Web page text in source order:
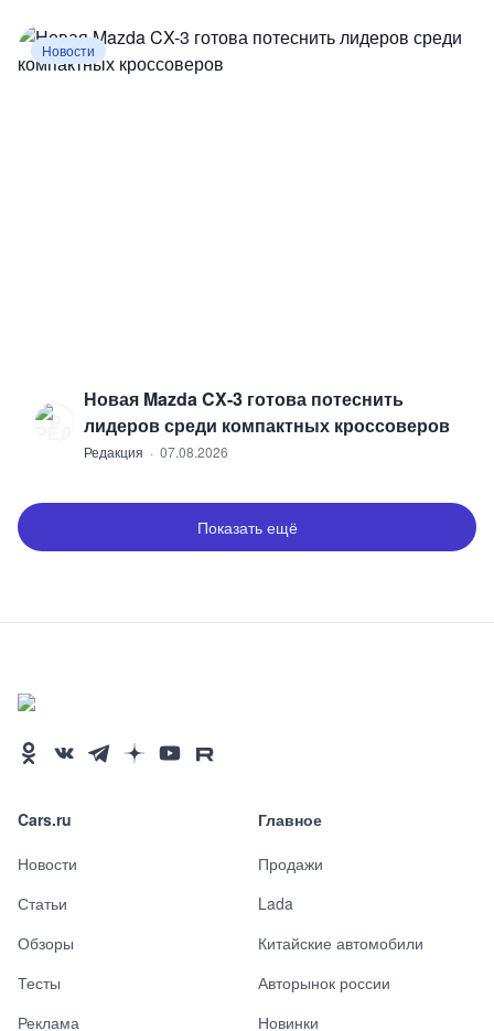
Новости
Р
Новая Mazda CX-3 готова потеснить
лидеров среди компактных кроссоверов
Редакция · 07.08.2026
Показать ещё
Cars.ru
Новости
Статьи
Обзоры
Тесты
Реклама
Главное
Продажи
Lada
Китайские автомобили
Авторынок россии
Новинки